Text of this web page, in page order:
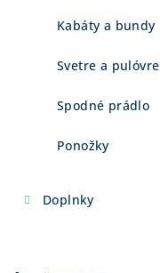
Kabáty a bundy
Svetre a pulóvre
Spodné prádlo
Ponožky
Doplnky